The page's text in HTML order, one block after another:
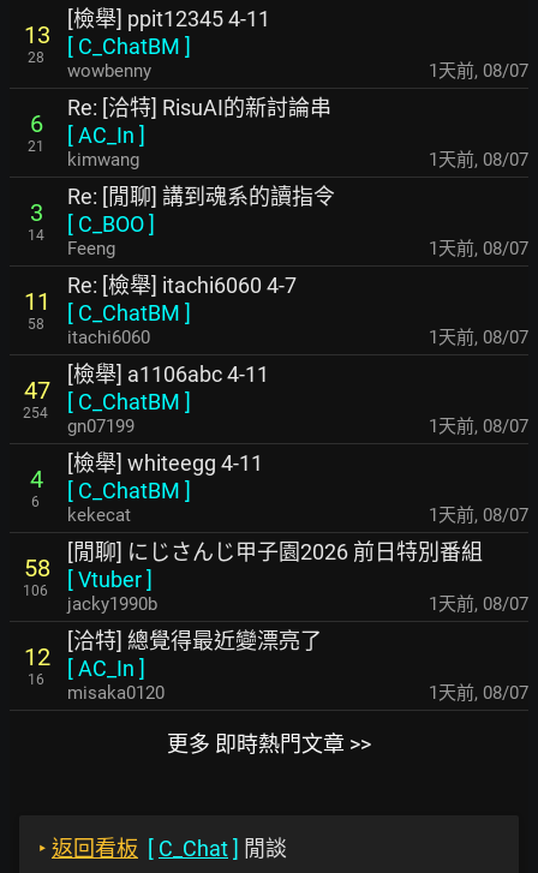
13
28
[檢舉] ppit12345 4-11
[ C_ChatBM ]
wowbenny 1天前, 08/07
6
21
Re: [洽特] RisuAI的新討論串
[AC_In ]
kimwang 1天前, 08/07
3
14
Re: [閒聊] 講到魂系的讀指令
[ C_BOO]
Feeng 1天前, 08/07
11
58
Re: [檢舉] itachi6060 4-7
[ C_ChatBM ]
itachi6060 1天前, 08/07
47
254
[檢舉] a1106abc 4-11
[ C_ChatBM ]
gn07199 1天前, 08/07
4
6
[檢舉] whiteegg 4-11
[ C_ChatBM ]
kekecat 1天前, 08/07
58
106
[閒聊] にじさんじ甲子園2026 前日特別番組
[Vtuber]
jacky1990b 1天前, 08/07
12
16
[洽特] 總覺得最近變漂亮了
[AC_In ]
misaka0120 1天前, 08/07
更多 即時熱門文章 >>
‣ 返回看板 [ C_Chat] 閒談